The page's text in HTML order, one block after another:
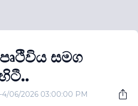
සමග
-4/06/2026 03:00:00 PM